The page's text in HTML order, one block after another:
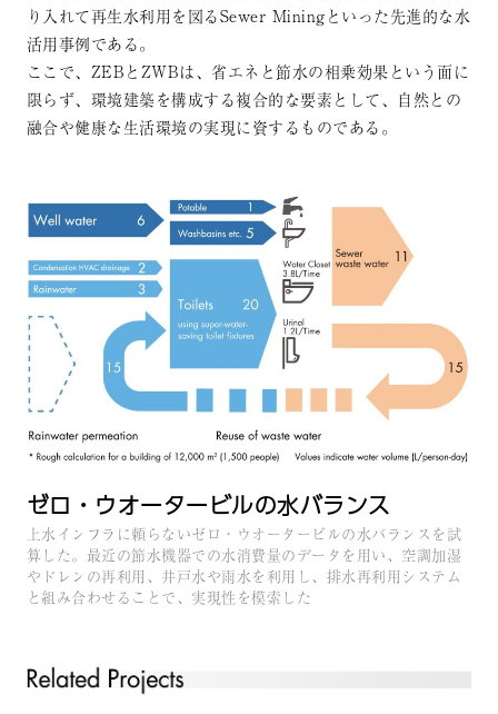
り入れて再生水利用を図るSewer Miningといった先進的な水
活用事例である。
ここで、ZEBとZWBは、省エネと節水の相乗効果という面に
限らず、環境建築を構成する複合的な要素として、自然との
融合や健康な生活環境の実現に資するものである。
ゼロ・ウオータービルの水バランス
上水インフラに頼らないゼロ・ウオータービルの水バランスを試
算した。最近の節水機器での水消費量のデータを用い、空調加湿
やドレンの再利用、井戸水や雨水を利用し、排水再利用システム
と組み合わせることで、実現性を模索した